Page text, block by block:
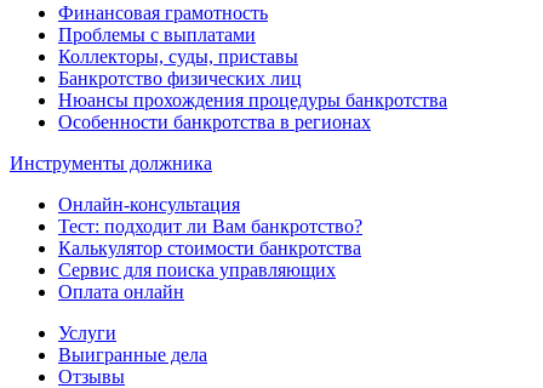
Финансовая грамотность
Проблемы с выплатами
Коллекторы, суды, приставы
Банкротство физических лиц
Нюансы прохождения процедуры банкротства
Особенности банкротства в регионах
Инструменты должника
Онлайн-консультация
Тест: подходит ли Вам банкротство?
Калькулятор стоимости банкротства
Сервис для поиска управляющих
Оплата онлайн
Услуги
Выигранные дела
Отзывы